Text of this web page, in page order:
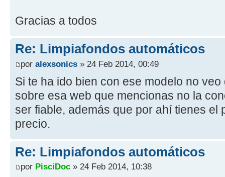
Gracias a todos
Re: Limpiafondos automáticos
por alexsonics » 24 Feb 2014, 00:49
Si te ha ido bien con ese modelo no
sobre esa web que mencionas no la
ser fiable, además que por ahí tienes el
precio.
Re: Limpiafondos automáticos
por PisciDoc » 24 Feb 2014, 10:38